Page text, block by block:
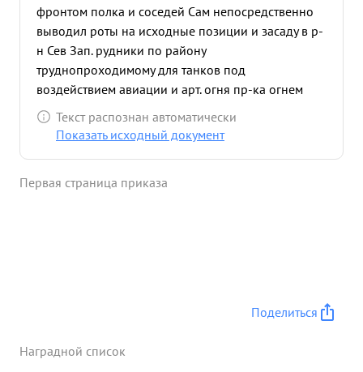
фронтом полка и соседей Сам непосредственно
выводил роты на исходные позиции и засаду в р-
н Сев Зап. рудники по району
труднопроходимому для танков под
воздействием авиации и арт. огня пр-ка огнем
танков из засад было приостановлено
продвижение противника 2 Ковельскому шоссе,
44г. правильно организовал взаимодействие
Текст распознан автоматически
Показать исходный документ
Первая страница приказа
Поделиться
Наградной список